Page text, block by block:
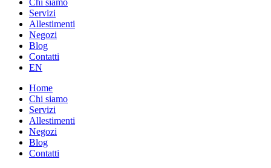
Chi siamo
Servizi
Allestimenti
Negozi
Blog
Contatti
EN
Home
Chi siamo
Servizi
Allestimenti
Negozi
Blog
Contatti